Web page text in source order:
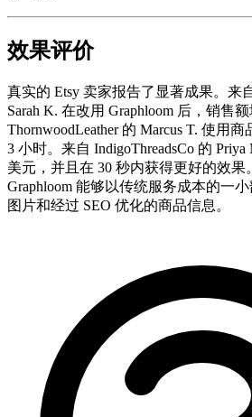
效果评价
真实的 Etsy 卖家报告了显著成果。来
Sarah K. 在改用 Graphloom 后，销售
ThornwoodLeather 的 Marcus T. 使用
3 小时。来自 IndigoThreadsCo 的
美元，并且在 30 秒内获得更好的效果
Graphloom 能够以传统服务成本的一
图片和经过 SEO 优化的商品信息。